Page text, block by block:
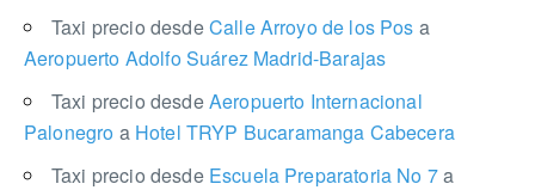
Taxi precio desdeCalle Arroyo de los Pos a
Aeropuerto Adolfo Suárez Madrid-Barajas
Taxi precio desdeAeropuerto Internacional
Palonegro aHotel TRYP Bucaramanga Cabecera
Taxi precio desde Escuela Preparatoria No 7a